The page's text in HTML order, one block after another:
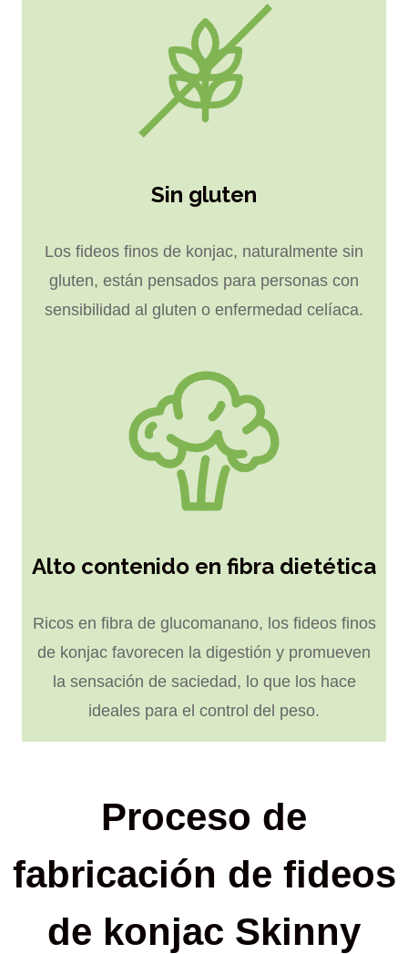
Sin gluten
Los fideos finos de konjac, naturalmente sin
gluten, están pensados ​​para personas con
sensibilidad al gluten o enfermedad celíaca.
Alto contenido en fibra dietética
Ricos en fibra de glucomanano, los fideos finos
de konjac favorecen la digestión y promueven
la sensación de saciedad, lo que los hace
ideales para el control del peso.
Proceso de
fabricación de fideos
de konjac Skinny